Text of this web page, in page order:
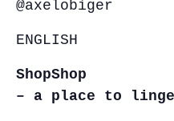
@axelobiger
ENGLISH
ShopShop
– a place to